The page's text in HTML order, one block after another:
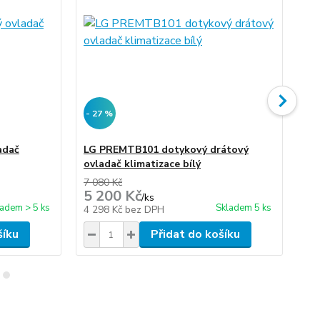
> 5 ks
- 27 %
LG PREMTB101 dotykový drátový
ovladač klimatizace bílý
7 080 Kč
5 200 Kč/ks
4 298 Kč bez DPH Skladem 5 ks
Přidat do košíku